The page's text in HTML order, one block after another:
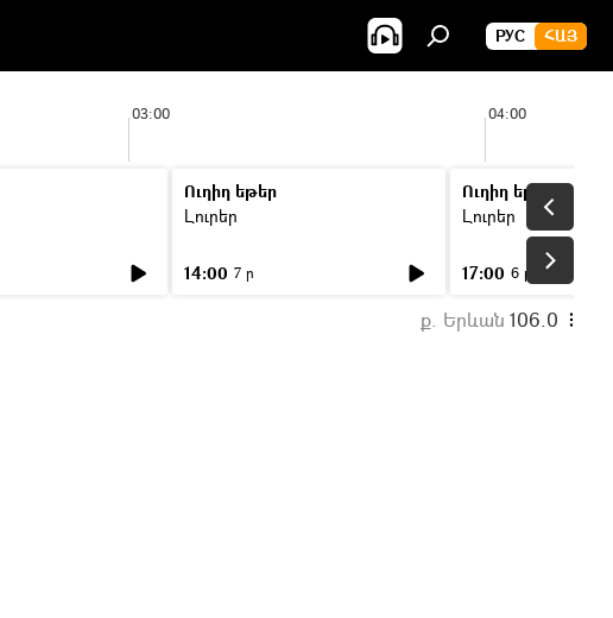
РУС ՀԱՅ
03:00 04:00
Ուղիղ եթեր
Լուրեր
14:00 7 ր
Ուղիղ եթեր
Լուրեր
17:00 6 ր
ք. Երևան 106.0